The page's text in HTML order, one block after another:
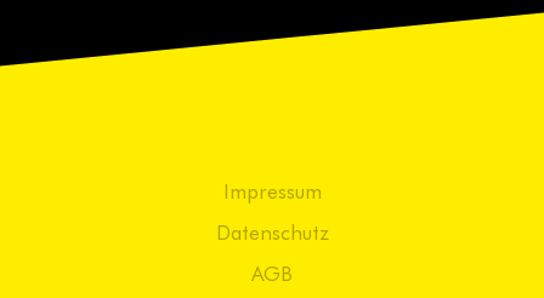
Impressum
Datenschutz
AGB